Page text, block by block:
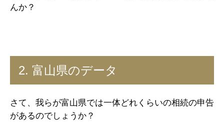
んか？
2. 富山県のデータ
さて、我らが富山県では一体どれくらいの相続の申告
があるのでしょうか？